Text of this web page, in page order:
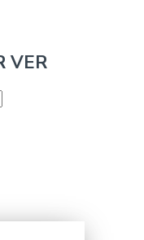
VER